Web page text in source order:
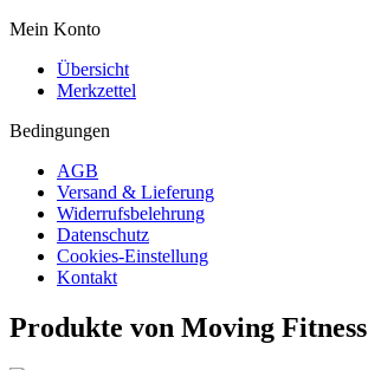
Mein Konto
Übersicht
Merkzettel
Bedingungen
AGB
Versand & Lieferung
Widerrufsbelehrung
Datenschutz
Cookies-Einstellung
Kontakt
Produkte von Moving Fitness